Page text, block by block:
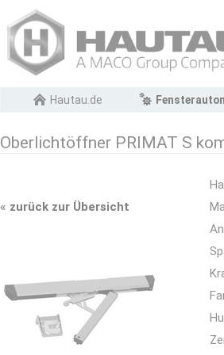
NavigationHautau.de
Oberlichtöffner PRIMAT S
« zurück zur Übersicht